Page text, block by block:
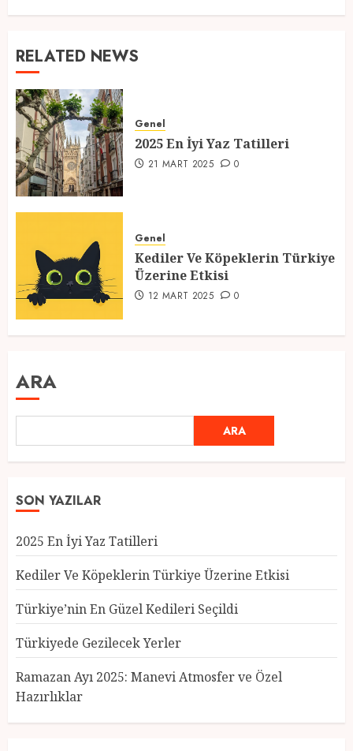
RELATED NEWS
Genel
2025 En İyi Yaz Tatilleri
21 MART 2025 0
Genel
Kediler Ve Köpeklerin Türkiye
Üzerine Etkisi
12 MART 2025 0
ARA
ARA
SON YAZILAR
2025 En İyi Yaz Tatilleri
Kediler Ve Köpeklerin Türkiye Üzerine Etkisi
Türkiye’nin En Güzel Kedileri Seçildi
Türkiyede Gezilecek Yerler
Ramazan Ayı 2025: Manevi Atmosfer ve Özel
Hazırlıklar
Türkiye’nin En Güzel Kedileri
Seçildi
12 MART 2025